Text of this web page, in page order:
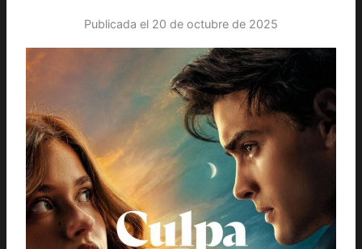
Publicada el 20 de octubre de 2025